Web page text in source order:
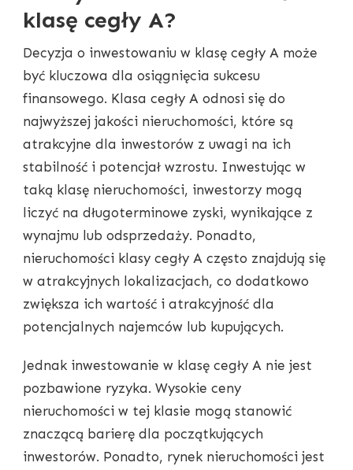
klasę cegły A?
Decyzja o inwestowaniu w klasę cegły A może
być kluczowa dla osiągnięcia sukcesu
finansowego. Klasa cegły A odnosi się do
najwyższej jakości nieruchomości, które są
atrakcyjne dla inwestorów z uwagi na ich
stabilność i potencjał wzrostu. Inwestując w
taką klasę nieruchomości, inwestorzy mogą
liczyć na długoterminowe zyski, wynikające z
wynajmu lub odsprzedaży. Ponadto,
nieruchomości klasy cegły A często znajdują się
w atrakcyjnych lokalizacjach, co dodatkowo
zwiększa ich wartość i atrakcyjność dla
potencjalnych najemców lub kupujących.
Jednak inwestowanie w klasę cegły A nie jest
pozbawione ryzyka. Wysokie ceny
nieruchomości w tej klasie mogą stanowić
znaczącą barierę dla początkujących
inwestorów. Ponadto, rynek nieruchomości jest